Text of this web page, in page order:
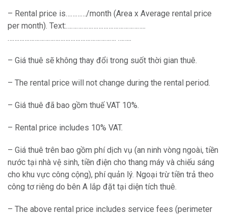
– Rental price is…………/month (Area x Average rental price
per month). Text:………………………………………..
………………………………………………………. ……..
– Giá thuê sẽ không thay đổi trong suốt thời gian thuê.
– The rental price will not change during the rental period.
– Giá thuê đã bao gồm thuế VAT 10%.
– Rental price includes 10% VAT.
– Giá thuê trên bao gồm phí dịch vụ (an ninh vòng ngoài, tiền
nước tại nhà vệ sinh, tiền điện cho thang máy và chiếu sáng
cho khu vực công cộng), phí quản lý. Ngoại trừ tiền trả theo
công tơ riêng do bên A lắp đặt tại diện tích thuê.
– The above rental price includes service fees (perimeter